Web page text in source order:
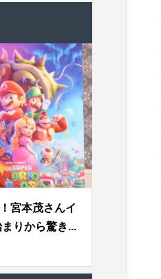
宮本茂さんイ
りから驚き...